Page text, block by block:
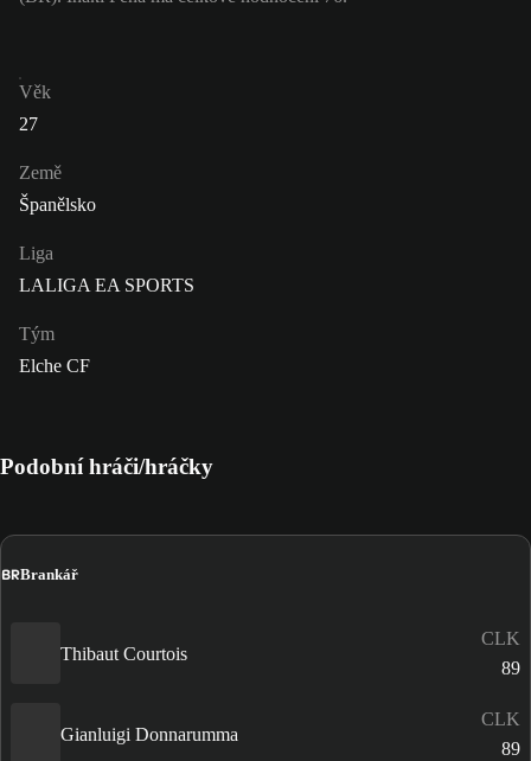
Věk
27
Země
Španělsko
Liga
LALIGA EA SPORTS
Tým
Elche CF
Podobní hráči/hráčky
BRBrankář
Thibaut Courtois
CLK
89
Gianluigi Donnarumma
CLK
89